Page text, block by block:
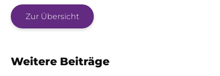
Zur Übersicht
Weitere Beiträge